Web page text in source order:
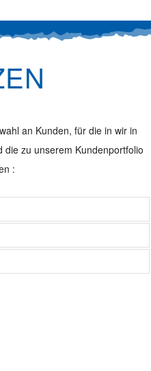
an Kunden, für die in wir in
zu unserem Kundenportfolio
: